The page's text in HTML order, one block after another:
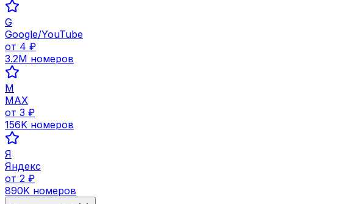
G
Google/YouTube
от 4 ₽
3.2M номеров
M
MAX
от 3 ₽
156K номеров
Я
Яндекс
от 2 ₽
890K номеров